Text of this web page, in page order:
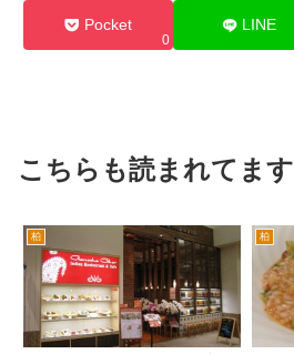
Pocket
0
LINE
こちらも読まれてます
柏 柏